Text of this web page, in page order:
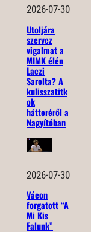
2026-07-30
Utoljára
szervez
vigalmat a
MIMK élén
Laczi
Sarolta? A
kulisszatitk
ok
hátteréről a
Nagyítóban
2026-07-30
Vácon
forgatott “A
Mi Kis
Falunk”